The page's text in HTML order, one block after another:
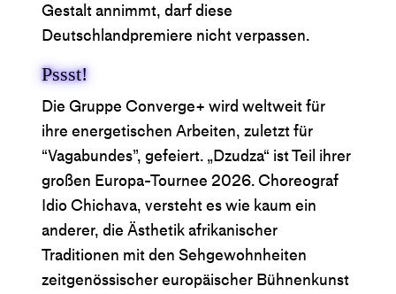
Gestalt annimmt, darf diese
Deutschlandpremiere nicht verpassen.
Pssst!
Die Gruppe Converge+ wird weltweit für
ihre energetischen Arbeiten, zuletzt für
“Vagabundes”, gefeiert. „Dzudza“ ist Teil ihrer
großen Europa-Tournee 2026. Choreograf
Idio Chichava, versteht es wie kaum ein
anderer, die Ästhetik afrikanischer
Traditionen mit den Sehgewohnheiten
zeitgenössischer europäischer Bühnenkunst